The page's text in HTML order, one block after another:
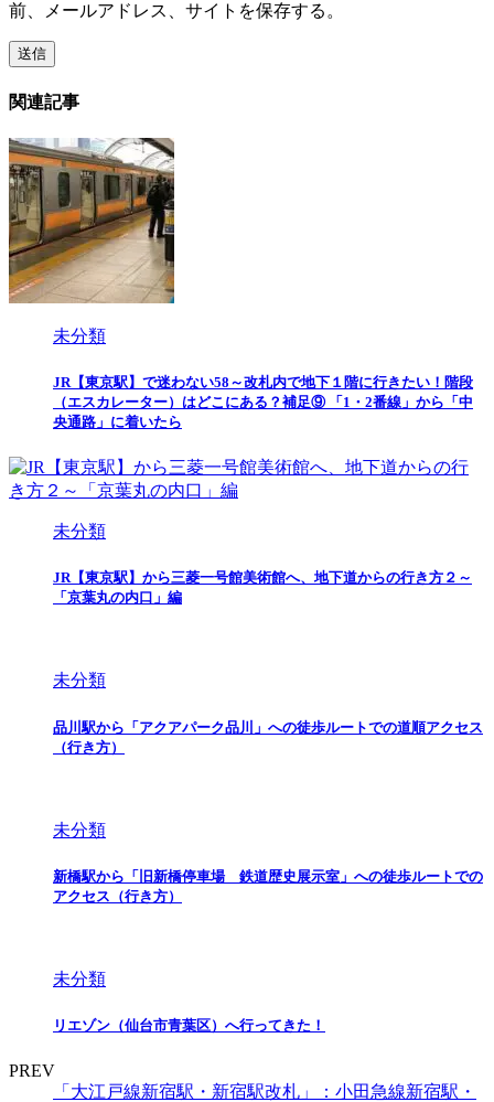
前、メールアドレス、サイトを保存する。
関連記事
未分類
JR【東京駅】で迷わない58～改札内で地下１階に行きたい！階段
（エスカレーター）はどこにある？補足⑨ 「1・2番線」から「中
央通路」に着いたら
未分類
JR【東京駅】から三菱一号館美術館へ、地下道からの行き方２～
「京葉丸の内口」編
未分類
品川駅から「アクアパーク品川」への徒歩ルートでの道順アクセス
（行き方）
未分類
新橋駅から「旧新橋停車場 鉄道歴史展示室」への徒歩ルートでの
アクセス（行き方）
未分類
リエゾン（仙台市青葉区）へ行ってきた！
PREV
「大江戸線新宿駅・新宿駅改札」：小田急線新宿駅・